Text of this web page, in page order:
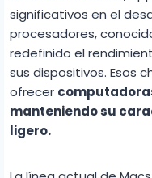
significativos en el
procesadores,
redefinido el
sus dispositivos. Esos
ofrecer
manteniendo su
ligero.